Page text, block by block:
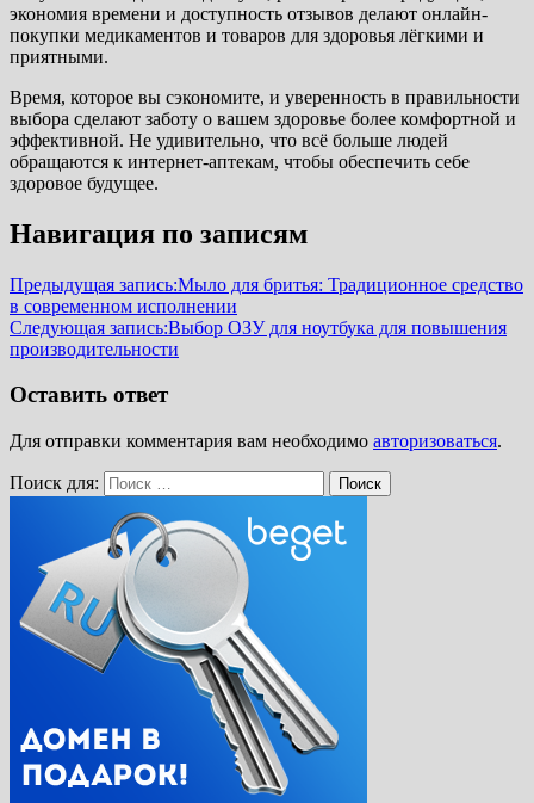
экономия времени и доступность отзывов делают онлайн-
покупки медикаментов и товаров для здоровья лёгкими и
приятными.
Время, которое вы сэкономите, и уверенность в правильности
выбора сделают заботу о вашем здоровье более комфортной и
эффективной. Не удивительно, что всё больше людей
обращаются к интернет-аптекам, чтобы обеспечить себе
здоровое будущее.
Навигация по записям
Предыдущая запись:Мыло для бритья: Традиционное средство
в современном исполнении
Следующая запись:Выбор ОЗУ для ноутбука для повышения
производительности
Оставить ответ
Для отправки комментария вам необходимо авторизоваться.
Поиск для: Поиск